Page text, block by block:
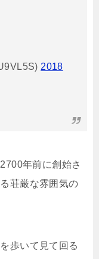
2018
年前に創始さ
荘厳な雰囲気の
歩いて見て回る